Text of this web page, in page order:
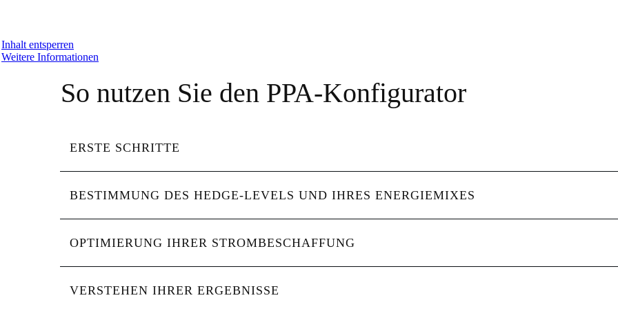
Inhalt entsperren
Weitere Informationen
So nutzen Sie den PPA-Konfigurator
ERSTE SCHRITTE
BESTIMMUNG DES HEDGE-LEVELS UND IHRES ENERGIEMIXES
OPTIMIERUNG IHRER STROMBESCHAFFUNG
VERSTEHEN IHRER ERGEBNISSE